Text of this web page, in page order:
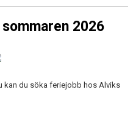
2026
kan du söka feriejobb hos Alviks